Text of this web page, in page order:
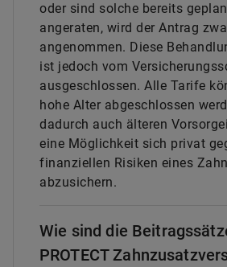
oder sind solche bereits
angeraten, wird der Antrag
angenommen. Diese
ist jedoch vom
ausgeschlossen. Alle Tarife
hohe Alter abgeschlossen
dadurch auch älteren
eine Möglichkeit sich privat
finanziellen Risiken eines
abzusichern.
Wie sind die
PROTECT